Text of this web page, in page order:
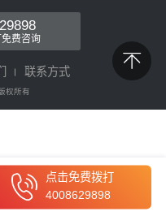
点击免费拨打
4008629898
费咨询
联系方式
权所有